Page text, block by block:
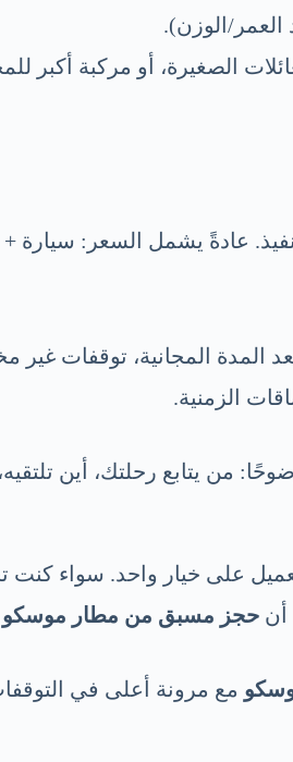
الوزن).
الصغيرة، أو مركبة أكبر
عادةً يشمل السعر: سيارة
المدة المجانية، توقفات
الزمنية.
من يتابع رحلتك، أين
على خيار واحد. سواء كنت
أن حجز مسبق من مطار موسكو
مع مرونة أعلى في